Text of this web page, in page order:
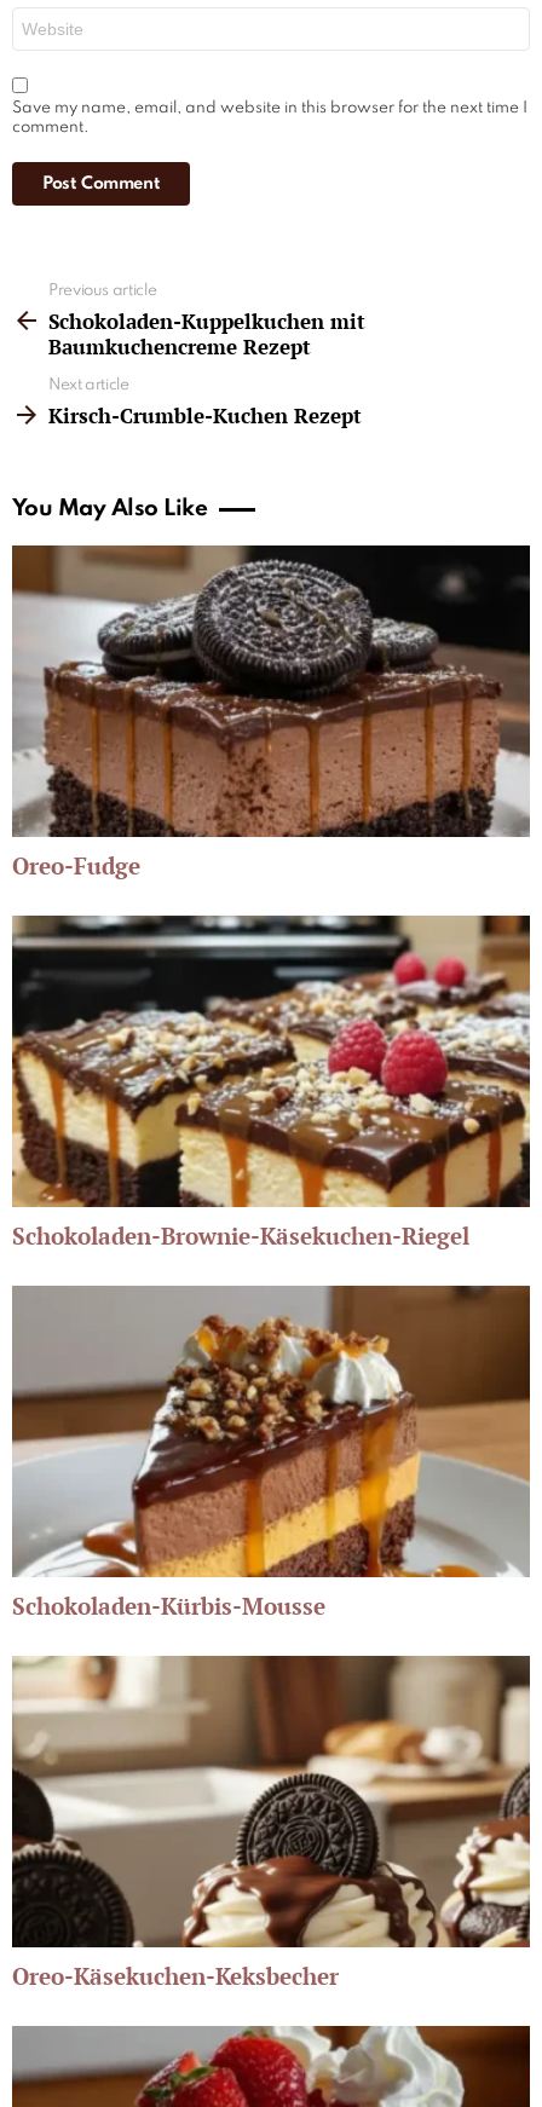
Save my name, email, and website in this browser for the next time I
comment.
more
Previous article
Schokoladen-Kuppelkuchen mit
Baumkuchencreme Rezept
Next article
Kirsch-Crumble-Kuchen Rezept
You May Also Like
Oreo-Fudge
Schokoladen-Brownie-Käsekuchen-Riegel
Schokoladen-Kürbis-Mousse
Oreo-Käsekuchen-Keksbecher